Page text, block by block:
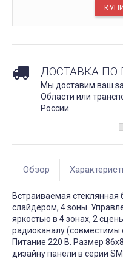
ДОСТАВКА ПО
Мы доставим ваш
Области или
России.
Обзор
Встраиваемая
слайдером, 4 зоны.
яркостью в 4 зонах, 2
радиоканалу (совместимы
Питание 220 В. Размер
дизайну панели в серии